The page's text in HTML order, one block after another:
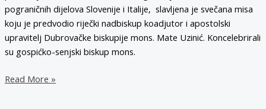
pograničnih dijelova Slovenije i Italije, slavljena je svečana misa
koju je predvodio riječki nadbiskup koadjutor i apostolski
upravitelj Dubrovačke biskupije mons. Mate Uzinić. Koncelebrirali
su gospićko-senjski biskup mons.
Mons.
Read More »